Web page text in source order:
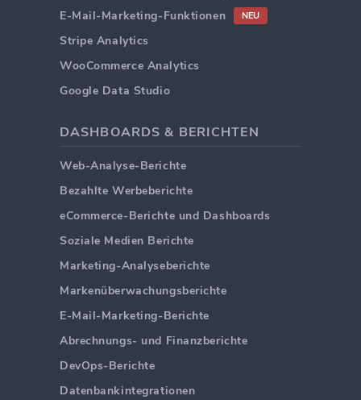
E-Mail-Marketing-Funktionen
NEU
Stripe Analytics
WooCommerce Analytics
Google Data Studio
DASHBOARDS & BERICHTEN
Web-Analyse-Berichte
Bezahlte Werbeberichte
eCommerce-Berichte und Dashboards
Soziale Medien Berichte
Marketing-Analyseberichte
Markenüberwachungsberichte
E-Mail-Marketing-Berichte
Abrechnungs- und Finanzberichte
DevOps-Berichte
Datenbankintegrationen